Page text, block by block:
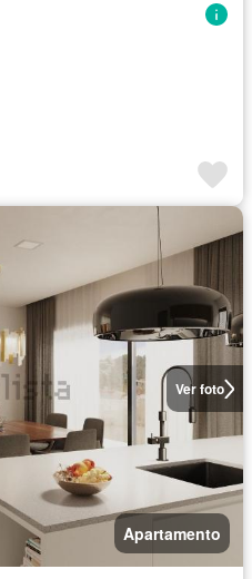
Ver foto
Apartamento